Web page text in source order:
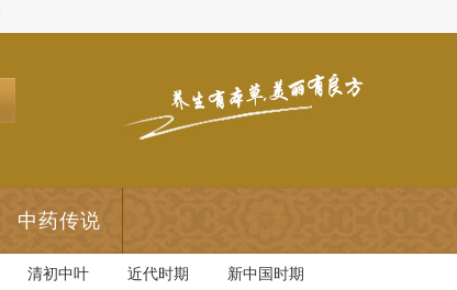
中药传说
清初中叶 近代时期 新中国时期